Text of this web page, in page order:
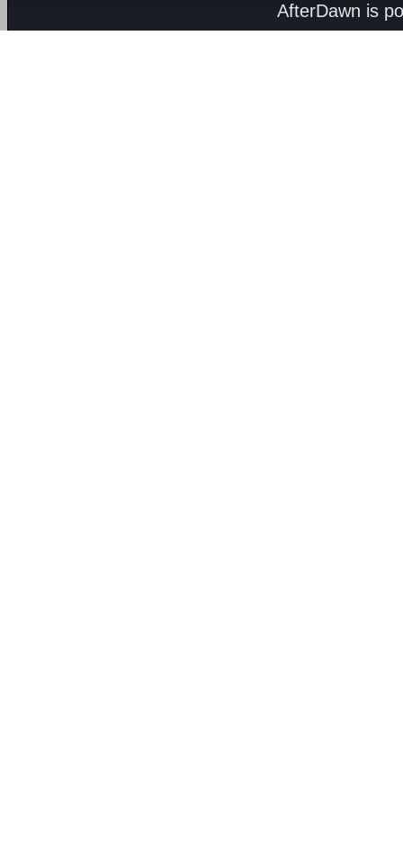
AfterDawn is